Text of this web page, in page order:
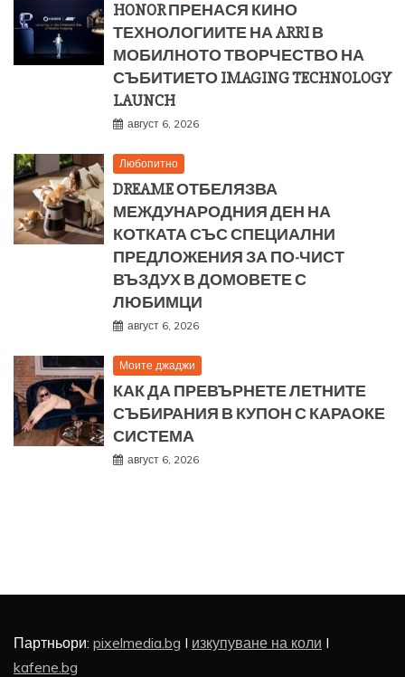
HONOR ПРЕНАСЯ КИНО
ТЕХНОЛОГИИТЕ НА ARRI В
МОБИЛНОТО ТВОРЧЕСТВО НА
СЪБИТИЕТО IMAGING TECHNOLOGY
LAUNCH
август 6, 2026
Любопитно
DREAME ОТБЕЛЯЗВА
МЕЖДУНАРОДНИЯ ДЕН НА
КОТКАТА СЪС СПЕЦИАЛНИ
ПРЕДЛОЖЕНИЯ ЗА ПО-ЧИСТ
ВЪЗДУХ В ДОМОВЕТЕ С
ЛЮБИМЦИ
август 6, 2026
Моите джаджи
КАК ДА ПРЕВЪРНЕТЕ ЛЕТНИТЕ
СЪБИРАНИЯ В КУПОН С КАРАОКЕ
СИСТЕМА
август 6, 2026
Партньори: pixelmedia.bg I изкупуване на коли I
kafene.bg